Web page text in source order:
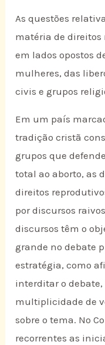
As questões
matéria de direitos
em lados opostos
mulheres, das
civis e grupos
Em um país
tradição cristã
grupos que
total ao aborto, as
direitos
por discursos
discursos têm o
grande no debate
estratégia, como
interditar o
multiplicidade de
sobre o tema. No
recorrentes as